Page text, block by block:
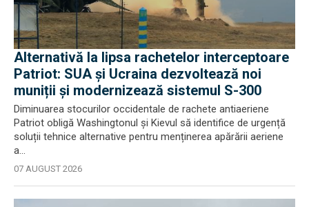
Alternativă la lipsa rachetelor interceptoare
Patriot: SUA și Ucraina dezvoltează noi
muniții și modernizează sistemul S-300
Diminuarea stocurilor occidentale de rachete antiaeriene
Patriot obligă Washingtonul și Kievul să identifice de urgență
soluții tehnice alternative pentru menținerea apărării aeriene
a...
07 AUGUST 2026